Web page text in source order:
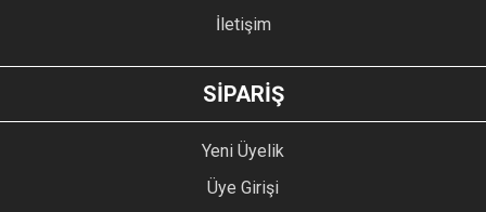
GÖNDER
İletişim
SİPARİŞ
Yeni Üyelik
Üye Girişi